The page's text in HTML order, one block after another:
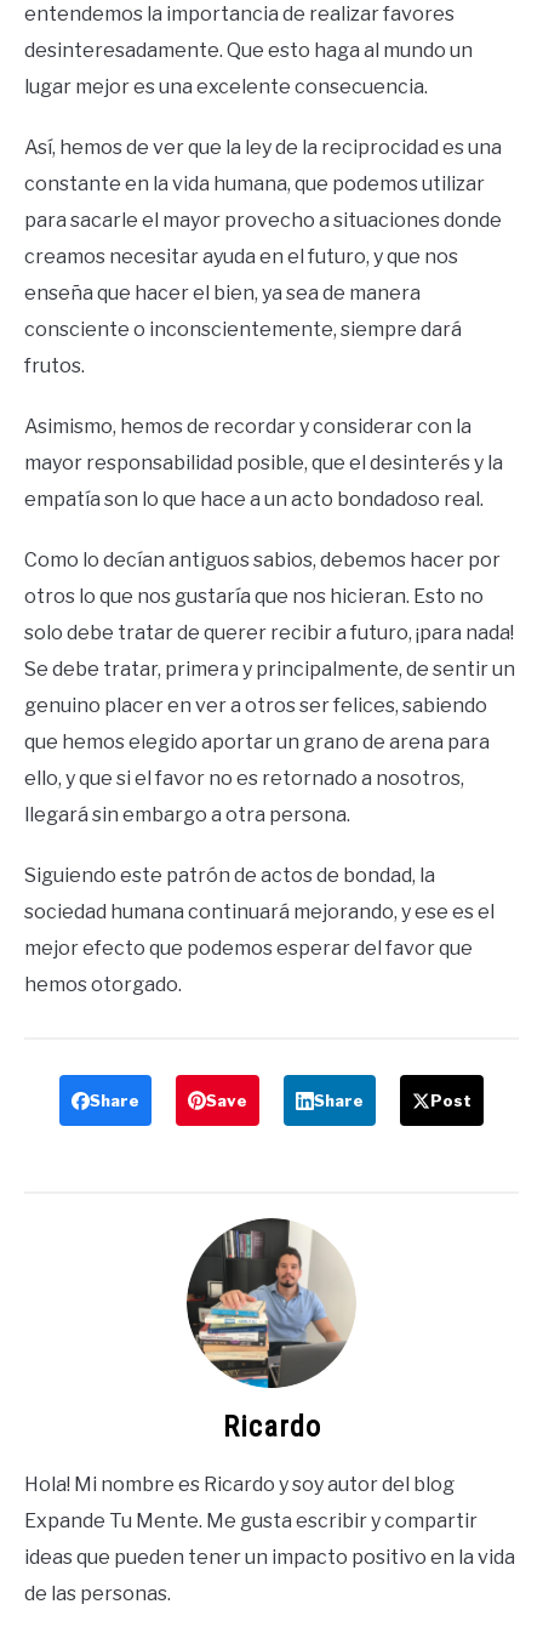
entendemos la importancia de realizar favores
desinteresadamente. Que esto haga al mundo un
lugar mejor es una excelente consecuencia.
Así, hemos de ver que la ley de la reciprocidad es una
constante en la vida humana, que podemos utilizar
para sacarle el mayor provecho a situaciones donde
creamos necesitar ayuda en el futuro, y que nos
enseña que hacer el bien, ya sea de manera
consciente o inconscientemente, siempre dará
frutos.
Asimismo, hemos de recordar y considerar con la
mayor responsabilidad posible, que el desinterés y la
empatía son lo que hace a un acto bondadoso real.
Como lo decían antiguos sabios, debemos hacer por
otros lo que nos gustaría que nos hicieran. Esto no
solo debe tratar de querer recibir a futuro, ¡para nada!
Se debe tratar, primera y principalmente, de sentir un
genuino placer en ver a otros ser felices, sabiendo
que hemos elegido aportar un grano de arena para
ello, y que si el favor no es retornado a nosotros,
llegará sin embargo a otra persona.
Siguiendo este patrón de actos de bondad, la
sociedad humana continuará mejorando, y ese es el
mejor efecto que podemos esperar del favor que
hemos otorgado.
Share Save Share Post
Ricardo
Hola! Mi nombre es Ricardo y soy autor del blog
Expande Tu Mente. Me gusta escribir y compartir
ideas que pueden tener un impacto positivo en la vida
de las personas.